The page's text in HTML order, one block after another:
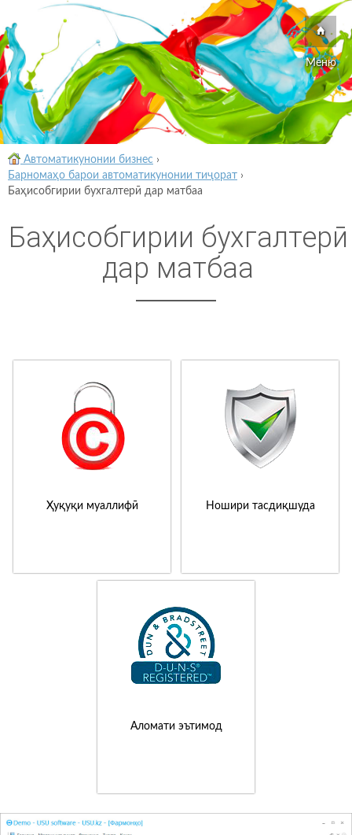
Меню
Автоматикунонии бизнес ›
Барномаҳо барои автоматикунонии тиҷорат ›
Баҳисобгирии бухгалтерӣ дар матбаа
Баҳисобгирии бухгалтерӣ
дар матбаа
Ҳуқуқи муаллифӣ Ношири тасдиқшуда
Аломати эътимод